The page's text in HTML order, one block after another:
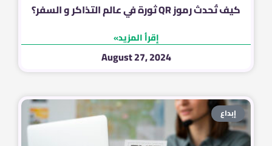
كيف تُحدث رموز QR ثورة في عالم التذاكر و السفر؟
إقرأ المزيد»
August 27, 2024
إبداع